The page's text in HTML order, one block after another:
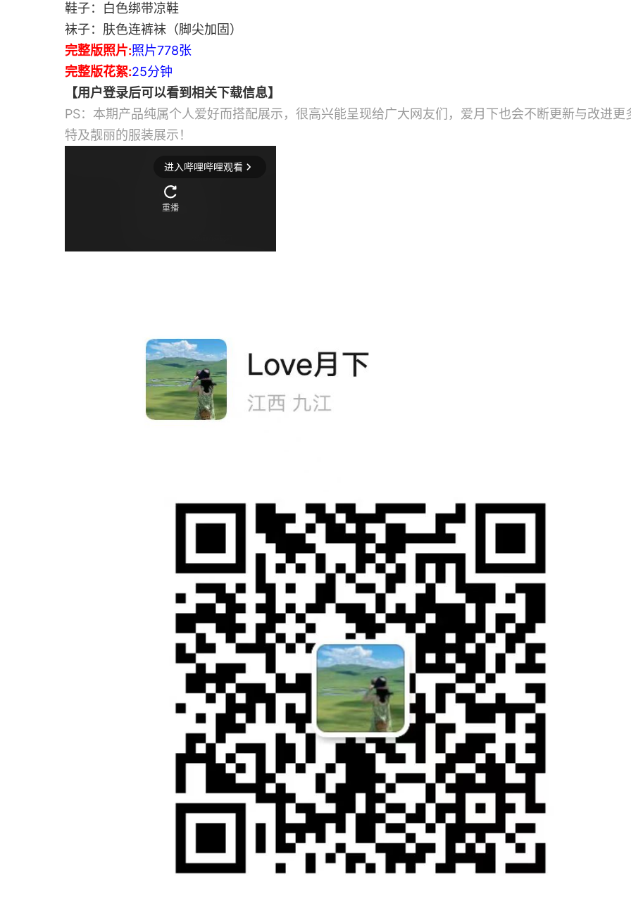
鞋子：白色绑带凉鞋
袜子：肤色连裤袜（脚尖加固）
完整版照片:照片778张
完整版花絮:25分钟
【用户登录后可以看到相关下载信息】
PS：本期产品纯属个人爱好而搭配展示，很高兴能呈现给广大网友们，爱月下也会不断更新与改进更
特及靓丽的服装展示！